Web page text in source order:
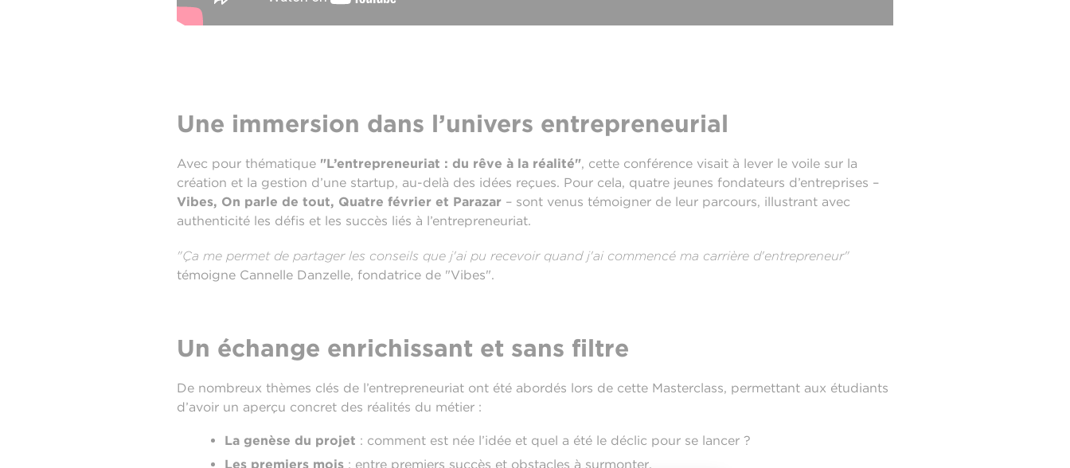
Une immersion dans l’univers entrepreneurial
Avec pour thématique "L’entrepreneuriat : du rêve à la réalité", cette conférence visait à lever le voile sur la
création et la gestion d’une startup, au-delà des idées reçues. Pour cela, quatre jeunes fondateurs d’entreprises –
Vibes, On parle de tout, Quatre février et Parazar – sont venus témoigner de leur parcours, illustrant avec
authenticité les défis et les succès liés à l’entrepreneuriat.
"Ça me permet de partager les conseils que j'ai pu recevoir quand j'ai commencé ma carrière d'entrepreneur"
témoigne Cannelle Danzelle, fondatrice de "Vibes".
Un échange enrichissant et sans filtre
De nombreux thèmes clés de l’entrepreneuriat ont été abordés lors de cette Masterclass, permettant aux étudiants
d’avoir un aperçu concret des réalités du métier :
La genèse du projet : comment est née l’idée et quel a été le déclic pour se lancer ?
Les premiers mois : entre premiers succès et obstacles à surmonter.